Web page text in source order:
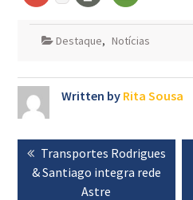
Destaque, Notícias
Written by Rita Sousa
Navegação
de
artigos
Previous
post:
Transportes Rodrigues
& Santiago integra rede
Astre